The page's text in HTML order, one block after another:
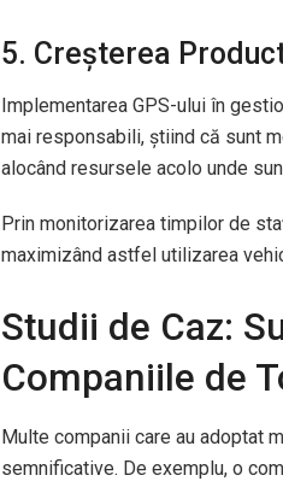
5. Creșterea
Implementarea GPS-ului în
mai responsabili, știind că sunt
alocând resursele acolo unde
Prin monitorizarea timpilor de
maximizând astfel utilizarea
Studii de Caz:
Companiile de
Multe companii care au adoptat
semnificative. De exemplu, o